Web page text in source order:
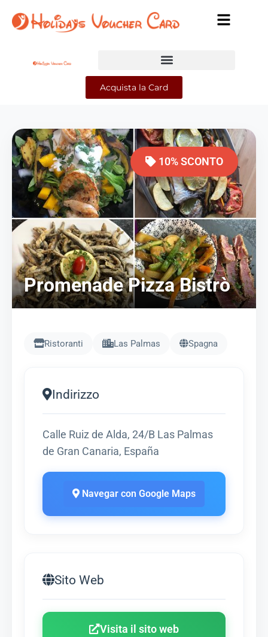
Acquista la Card
10% SCONTO
Promenade Pizza Bistrò
Ristoranti Las Palmas Spagna
Indirizzo
Calle Ruiz de Alda, 24/B Las Palmas
de Gran Canaria, España
Navegar con Google Maps
Sito Web
Visita il sito web